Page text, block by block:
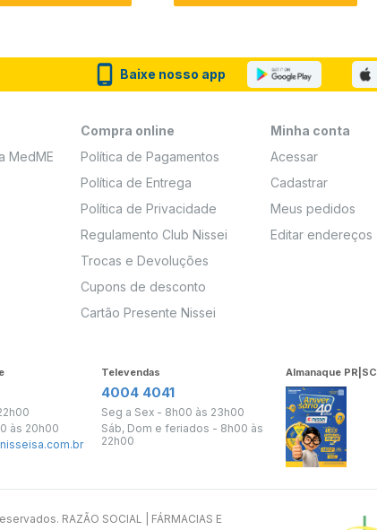
Baixe nosso app
MedME
Compra online
Política de Pagamentos
Política de Entrega
Política de Privacidade
Regulamento Club Nissei
Trocas e Devoluções
Cupons de desconto
Cartão Presente Nissei
Minha conta
Acessar
Cadastrar
Meus pedidos
Editar endereços
às 20h00
Televendas
4004 4041
Seg a Sex - 8h00 às 23h00
Sáb, Dom e feriados - 8h00 às
22h00
Almanaque PR|SC
RAZÃO SOCIAL | FÁRMACIAS E